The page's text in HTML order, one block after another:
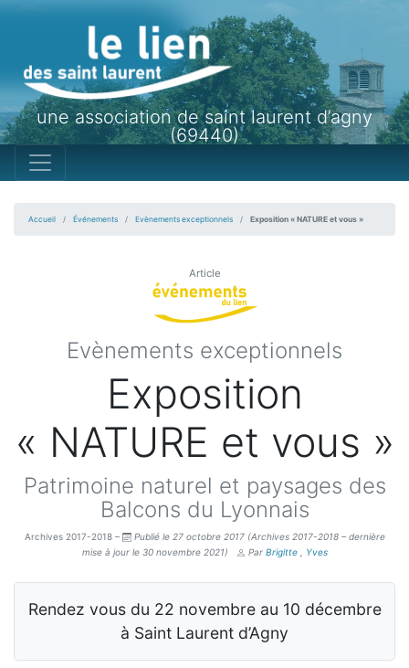
une association de saint laurent d’agny
(69440)
Accueil Événements Evènements exceptionnels Exposition « NATURE et vous »
Article
Evènements exceptionnels
Exposition
« NATURE et vous »
Patrimoine naturel et paysages des
Balcons du Lyonnais
Archives 2017-2018 – Publié le 27 octobre 2017 (Archives 2017-2018 – dernière
mise à jour le 30 novembre 2021)
Par Brigitte Yves
Rendez vous du 22 novembre au 10 décembre
à Saint Laurent d’Agny